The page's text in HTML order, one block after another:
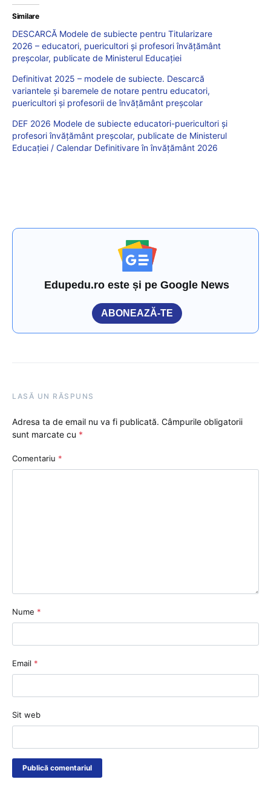
Similare
DESCARCĂ Modele de subiecte pentru Titularizare
2026 – educatori, puericultori și profesori învățământ
preșcolar, publicate de Ministerul Educației
Definitivat 2025 – modele de subiecte. Descarcă
variantele și baremele de notare pentru educatori,
puericultori și profesorii de învățământ preșcolar
DEF 2026 Modele de subiecte educatori-puericultori și
profesori învățământ preșcolar, publicate de Ministerul
Educației / Calendar Definitivare în învățământ 2026
Edupedu.ro este și pe Google News
ABONEAZĂ-TE
LASĂ UN RĂSPUNS
Adresa ta de email nu va fi publicată. Câmpurile obligatorii
sunt marcate cu *
Comentariu *
Nume *
Email *
Sit web